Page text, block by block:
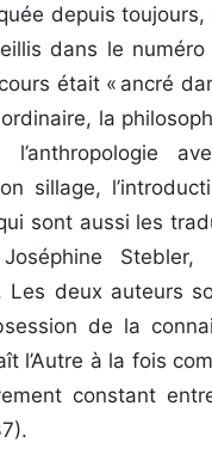
depuis toujours,
dans le
était « ancré
la
l’anthropologie
sillage,
sont aussi les
Les deux auteurs
de la
l’Autre à la fois
constant